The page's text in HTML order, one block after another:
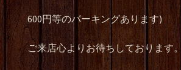
600円等のパーキングあります)
ご来店心よりお待ちしております。